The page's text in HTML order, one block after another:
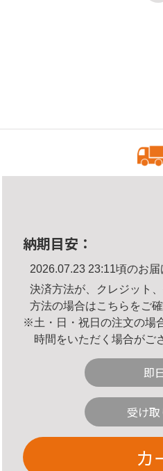
納期目安：
2026.07.23 23:11頃のお届
決済方法が、クレジット
方法の場合はこちら をご
※土・日・祝日の注文の場
時間をいただく場合がご
即
受け
カ